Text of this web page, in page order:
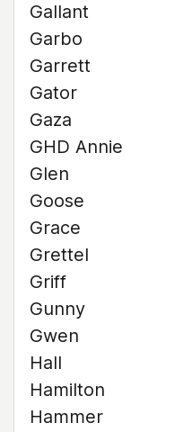
Gallant
Garbo
Garrett
Gator
Gaza
GHD Annie
Glen
Goose
Grace
Grettel
Griff
Gunny
Gwen
Hall
Hamilton
Hammer